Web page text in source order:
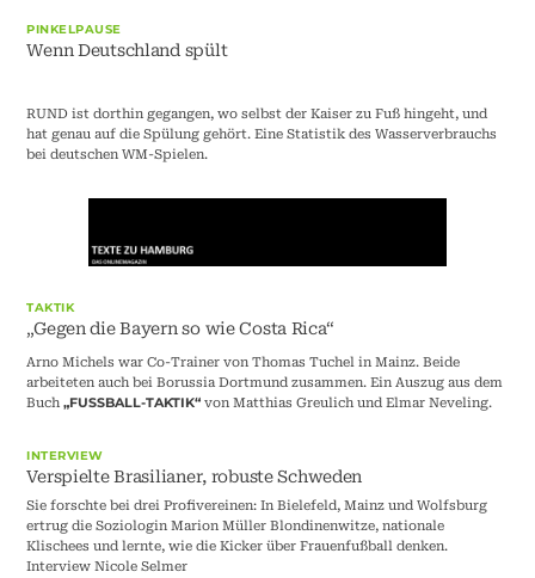
PINKELPAUSE
Wenn Deutschland spült
RUND ist dorthin gegangen, wo selbst der Kaiser zu Fuß hingeht, und
hat genau auf die Spülung gehört. Eine Statistik des Wasserverbrauchs
bei deutschen WM-Spielen.
TAKTIK
„Gegen die Bayern so wie Costa Rica“
Arno Michels war Co-Trainer von Thomas Tuchel in Mainz. Beide
arbeiteten auch bei Borussia Dortmund zusammen. Ein Auszug aus dem
Buch„FUSSBALL-TAKTIK“ von Matthias Greulich und Elmar Neveling.
INTERVIEW
Verspielte Brasilianer, robuste Schweden
Sie forschte bei drei Profivereinen: In Bielefeld, Mainz und Wolfsburg
ertrug die Soziologin Marion Müller Blondinenwitze, nationale
Klischees und lernte, wie die Kicker über Frauenfußball denken.
Interview Nicole Selmer